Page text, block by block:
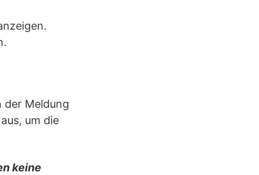
der Meldung
um die
keine